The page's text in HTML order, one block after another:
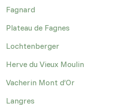
Fagnard
Plateau de Fagnes
Lochtenberger
Herve du Vieux Moulin
Vacherin Mont d’Or
Langres